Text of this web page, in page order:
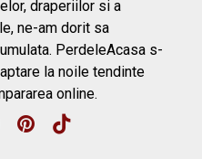
draperiilor si a
ne-am dorit sa
PerdeleAcasa s-
la noile tendinte
online.